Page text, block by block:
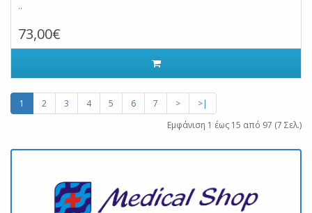
..
73,00€
1 2 3 4 5 6 7 >
>|
Εμφάνιση 1 έως 15 από 97 (7 Σελ.)